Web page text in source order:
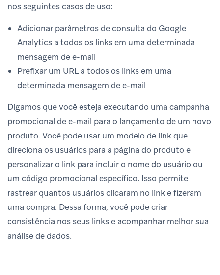
nos seguintes casos de uso:
Adicionar parâmetros de consulta do Google
Analytics a todos os links em uma determinada
mensagem de e-mail
Prefixar um URL a todos os links em uma
determinada mensagem de e-mail
Digamos que você esteja executando uma campanha
promocional de e-mail para o lançamento de um novo
produto. Você pode usar um modelo de link que
direciona os usuários para a página do produto e
personalizar o link para incluir o nome do usuário ou
um código promocional específico. Isso permite
rastrear quantos usuários clicaram no link e fizeram
uma compra. Dessa forma, você pode criar
consistência nos seus links e acompanhar melhor sua
análise de dados.